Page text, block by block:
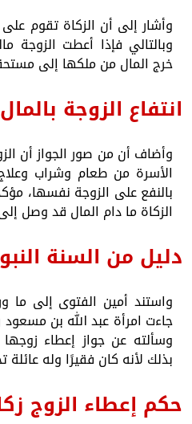
وأشار إلى أن الزكاة تقوم على
وبالتالي فإذا أعطت الزوجة
خرج المال من ملكها إلى
انتفاع الزوجة
وأضاف أن من صور الجواز أن
الأسرة من طعام وشراب
بالنفع على الزوجة نفسها،
الزكاة ما دام المال قد وصل
دليل من السنة
واستند أمين الفتوى إلى ما
جاءت امرأة عبد الله بن
وسألته عن جواز إعطاء
بذلك لأنه كان فقيرًا وله عائلة
حكم إعطاء الزوج